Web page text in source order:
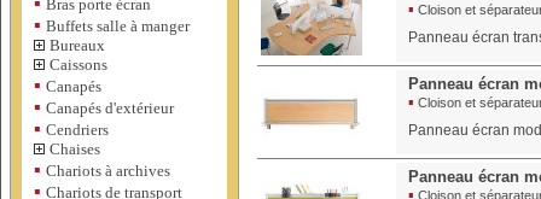
Bras porte écran
▪ Buffets salle à manger
Bureaux
Caissons
▪ Canapés
▪ Canapés d'extérieur
▪ Cendriers
Chaises
▪ Chariots à archives
▪ Chariots de transport
▪ Cloison et
Panneau écran
Panneau écran
▪ Cloison et
Panneau écran
Panneau écran
▪ Cloison et